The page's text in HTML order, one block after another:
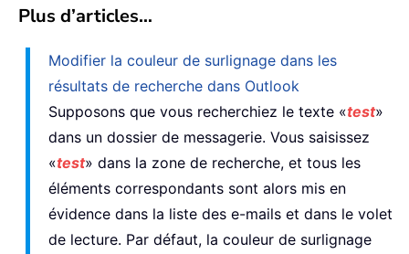
Plus d’articles…
Modifier la couleur de surlignage dans les
résultats de recherche dans Outlook
Supposons que vous recherchiez le texte «test»
dans un dossier de messagerie. Vous saisissez
«test» dans la zone de recherche, et tous les
éléments correspondants sont alors mis en
évidence dans la liste des e-mails et dans le volet
de lecture. Par défaut, la couleur de surlignage